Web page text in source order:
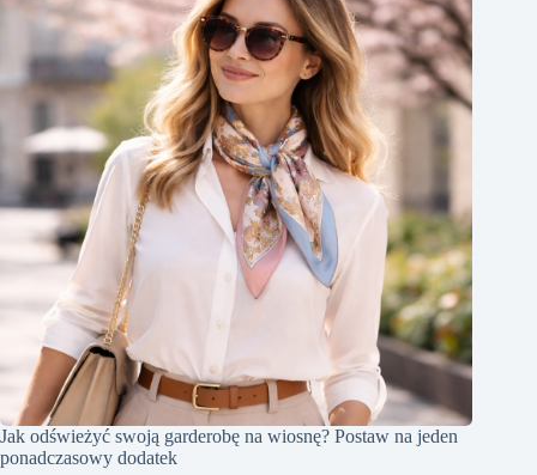
Jak odświeżyć swoją garderobę na wiosnę? Postaw na jeden
ponadczasowy dodatek